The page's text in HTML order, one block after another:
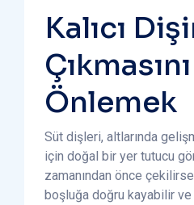
Kalıcı
Çıkmasını
Önlemek
Süt dişleri, altlarında
için doğal bir yer tutucu
zamanından önce
boşluğa doğru kayabilir ve